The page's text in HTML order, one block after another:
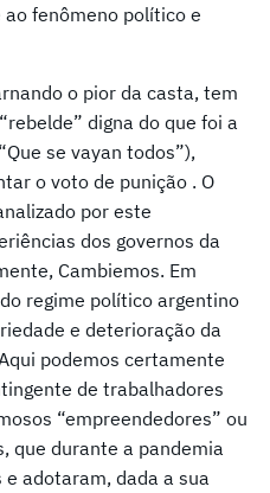
fenômeno político e
o pior da casta, tem
digna do que foi a
se vayan todos”),
o voto de punição . O
por este
dos governos da
Cambiemos. Em
regime político argentino
e deterioração da
podemos certamente
de trabalhadores
“empreendedores” ou
que durante a pandemia
adotaram, dada a sua